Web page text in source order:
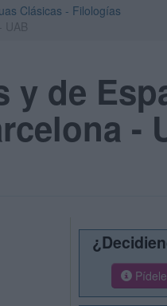
Clásicas - Filologías
y de
-